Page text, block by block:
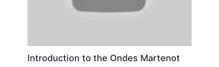
Introduction to the Ondes Martenot